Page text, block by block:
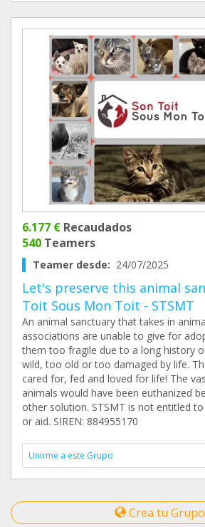
6.177 € Recaudados
540 Teamers
Teamer desde: 24/07/2025
Let's preserve this animal
Toit Sous Mon Toit - STSMT
An animal sanctuary that takes in
associations are unable to give for
them too fragile due to a long history
wild, too old or too damaged by life.
cared for, fed and loved for life! The
animals would have been euthanized
other solution. STSMT is not entitled
or aid. SIREN: 884955170
Unirme a este Grupo
Crea tu Grupo